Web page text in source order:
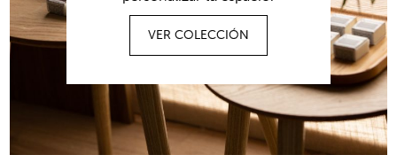
VER COLECCIÓN